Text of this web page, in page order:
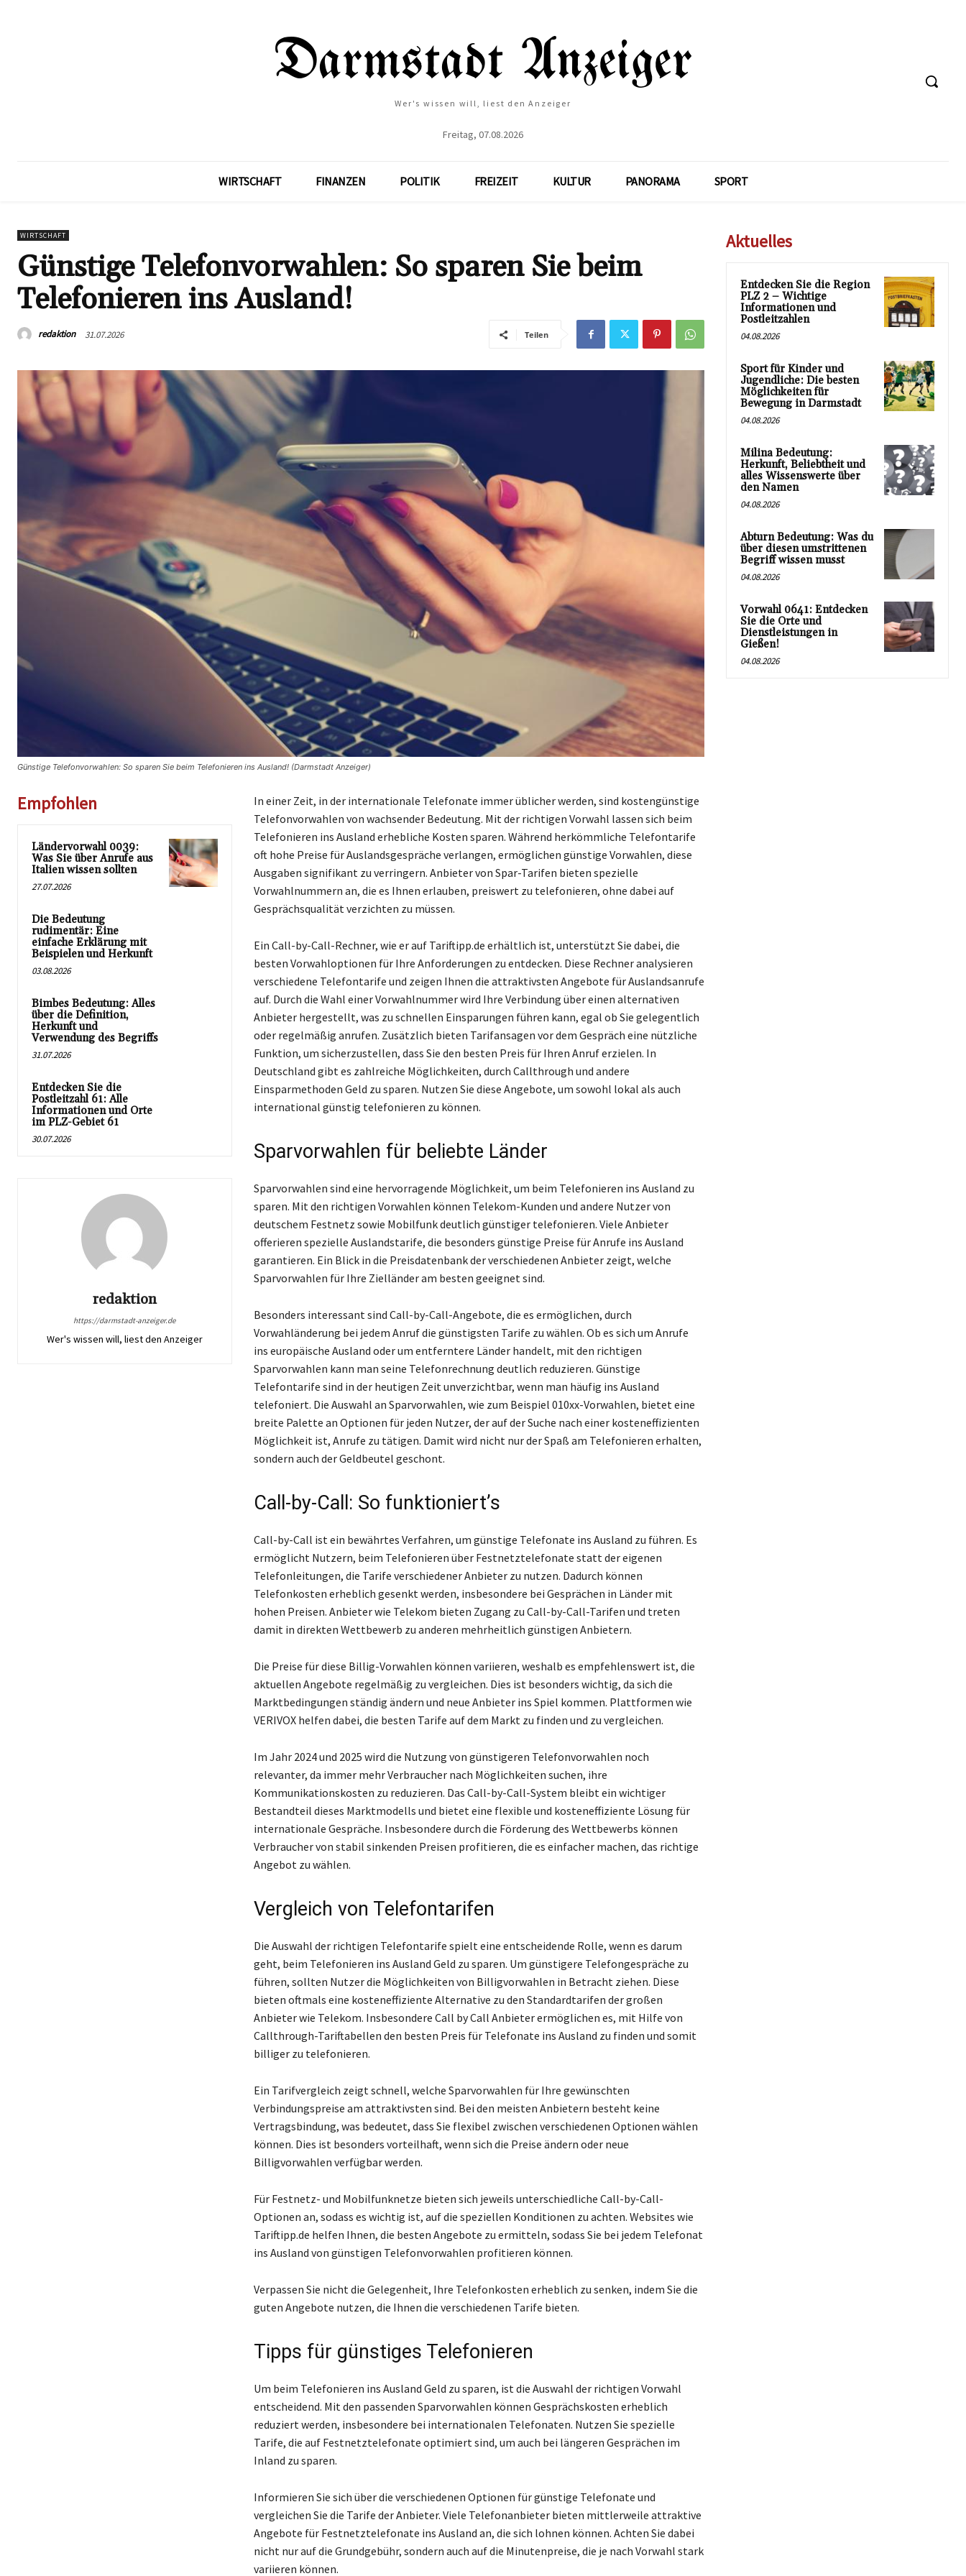
Wer's wissen will, liest den Anzeiger
Freitag, 07.08.2026
WIRTSCHAFT FINANZEN POLITIK FREIZEIT KULTUR PANORAMA SPORT
WIRTSCHAFT
Günstige Telefonvorwahlen: So sparen Sie beim
Telefonieren ins Ausland!
redaktion 31.07.2026 Teilen
Günstige Telefonvorwahlen: So sparen Sie beim Telefonieren ins Ausland! (Darmstadt Anzeiger)
Empfohlen
Ländervorwahl 0039:
Was Sie über Anrufe aus
Italien wissen sollten
27.07.2026
Die Bedeutung
rudimentär: Eine
einfache Erklärung mit
Beispielen und Herkunft
03.08.2026
Bimbes Bedeutung: Alles
über die Definition,
Herkunft und
Verwendung des Begriffs
31.07.2026
Entdecken Sie die
Postleitzahl 61: Alle
Informationen und Orte
im PLZ-Gebiet 61
30.07.2026
redaktion
https://darmstadt-anzeiger.de
Wer's wissen will, liest den Anzeiger
In einer Zeit, in der internationale Telefonate immer üblicher werden, sind kostengünstige
Telefonvorwahlen von wachsender Bedeutung. Mit der richtigen Vorwahl lassen sich beim
Telefonieren ins Ausland erhebliche Kosten sparen. Während herkömmliche Telefontarife
oft hohe Preise für Auslandsgespräche verlangen, ermöglichen günstige Vorwahlen, diese
Ausgaben signifikant zu verringern. Anbieter von Spar-Tarifen bieten spezielle
Vorwahlnummern an, die es Ihnen erlauben, preiswert zu telefonieren, ohne dabei auf
Gesprächsqualität verzichten zu müssen.
Ein Call-by-Call-Rechner, wie er auf Tariftipp.de erhältlich ist, unterstützt Sie dabei, die
besten Vorwahloptionen für Ihre Anforderungen zu entdecken. Diese Rechner analysieren
verschiedene Telefontarife und zeigen Ihnen die attraktivsten Angebote für Auslandsanrufe
auf. Durch die Wahl einer Vorwahlnummer wird Ihre Verbindung über einen alternativen
Anbieter hergestellt, was zu schnellen Einsparungen führen kann, egal ob Sie gelegentlich
oder regelmäßig anrufen. Zusätzlich bieten Tarifansagen vor dem Gespräch eine nützliche
Funktion, um sicherzustellen, dass Sie den besten Preis für Ihren Anruf erzielen. In
Deutschland gibt es zahlreiche Möglichkeiten, durch Callthrough und andere
Einsparmethoden Geld zu sparen. Nutzen Sie diese Angebote, um sowohl lokal als auch
international günstig telefonieren zu können.
Sparvorwahlen für beliebte Länder
Sparvorwahlen sind eine hervorragende Möglichkeit, um beim Telefonieren ins Ausland zu
sparen. Mit den richtigen Vorwahlen können Telekom-Kunden und andere Nutzer von
deutschem Festnetz sowie Mobilfunk deutlich günstiger telefonieren. Viele Anbieter
offerieren spezielle Auslandstarife, die besonders günstige Preise für Anrufe ins Ausland
garantieren. Ein Blick in die Preisdatenbank der verschiedenen Anbieter zeigt, welche
Sparvorwahlen für Ihre Zielländer am besten geeignet sind.
Besonders interessant sind Call-by-Call-Angebote, die es ermöglichen, durch
Vorwahländerung bei jedem Anruf die günstigsten Tarife zu wählen. Ob es sich um Anrufe
ins europäische Ausland oder um entferntere Länder handelt, mit den richtigen
Sparvorwahlen kann man seine Telefonrechnung deutlich reduzieren. Günstige
Telefontarife sind in der heutigen Zeit unverzichtbar, wenn man häufig ins Ausland
telefoniert. Die Auswahl an Sparvorwahlen, wie zum Beispiel 010xx-Vorwahlen, bietet eine
breite Palette an Optionen für jeden Nutzer, der auf der Suche nach einer kosteneffizienten
Möglichkeit ist, Anrufe zu tätigen. Damit wird nicht nur der Spaß am Telefonieren erhalten,
sondern auch der Geldbeutel geschont.
Call-by-Call: So funktioniert’s
Call-by-Call ist ein bewährtes Verfahren, um günstige Telefonate ins Ausland zu führen. Es
ermöglicht Nutzern, beim Telefonieren über Festnetztelefonate statt der eigenen
Telefonleitungen, die Tarife verschiedener Anbieter zu nutzen. Dadurch können
Telefonkosten erheblich gesenkt werden, insbesondere bei Gesprächen in Länder mit
hohen Preisen. Anbieter wie Telekom bieten Zugang zu Call-by-Call-Tarifen und treten
damit in direkten Wettbewerb zu anderen mehrheitlich günstigen Anbietern.
Die Preise für diese Billig-Vorwahlen können variieren, weshalb es empfehlenswert ist, die
aktuellen Angebote regelmäßig zu vergleichen. Dies ist besonders wichtig, da sich die
Marktbedingungen ständig ändern und neue Anbieter ins Spiel kommen. Plattformen wie
VERIVOX helfen dabei, die besten Tarife auf dem Markt zu finden und zu vergleichen.
Im Jahr 2024 und 2025 wird die Nutzung von günstigeren Telefonvorwahlen noch
relevanter, da immer mehr Verbraucher nach Möglichkeiten suchen, ihre
Kommunikationskosten zu reduzieren. Das Call-by-Call-System bleibt ein wichtiger
Bestandteil dieses Marktmodells und bietet eine flexible und kosteneffiziente Lösung für
internationale Gespräche. Insbesondere durch die Förderung des Wettbewerbs können
Verbraucher von stabil sinkenden Preisen profitieren, die es einfacher machen, das richtige
Angebot zu wählen.
Vergleich von Telefontarifen
Die Auswahl der richtigen Telefontarife spielt eine entscheidende Rolle, wenn es darum
geht, beim Telefonieren ins Ausland Geld zu sparen. Um günstigere Telefongespräche zu
führen, sollten Nutzer die Möglichkeiten von Billigvorwahlen in Betracht ziehen. Diese
bieten oftmals eine kosteneffiziente Alternative zu den Standardtarifen der großen
Anbieter wie Telekom. Insbesondere Call by Call Anbieter ermöglichen es, mit Hilfe von
Callthrough-Tariftabellen den besten Preis für Telefonate ins Ausland zu finden und somit
billiger zu telefonieren.
Ein Tarifvergleich zeigt schnell, welche Sparvorwahlen für Ihre gewünschten
Verbindungspreise am attraktivsten sind. Bei den meisten Anbietern besteht keine
Vertragsbindung, was bedeutet, dass Sie flexibel zwischen verschiedenen Optionen wählen
können. Dies ist besonders vorteilhaft, wenn sich die Preise ändern oder neue
Billigvorwahlen verfügbar werden.
Für Festnetz- und Mobilfunknetze bieten sich jeweils unterschiedliche Call-by-Call-
Optionen an, sodass es wichtig ist, auf die speziellen Konditionen zu achten. Websites wie
Tariftipp.de helfen Ihnen, die besten Angebote zu ermitteln, sodass Sie bei jedem Telefonat
ins Ausland von günstigen Telefonvorwahlen profitieren können.
Verpassen Sie nicht die Gelegenheit, Ihre Telefonkosten erheblich zu senken, indem Sie die
guten Angebote nutzen, die Ihnen die verschiedenen Tarife bieten.
Tipps für günstiges Telefonieren
Um beim Telefonieren ins Ausland Geld zu sparen, ist die Auswahl der richtigen Vorwahl
entscheidend. Mit den passenden Sparvorwahlen können Gesprächskosten erheblich
reduziert werden, insbesondere bei internationalen Telefonaten. Nutzen Sie spezielle
Tarife, die auf Festnetztelefonate optimiert sind, um auch bei längeren Gesprächen im
Inland zu sparen.
Informieren Sie sich über die verschiedenen Optionen für günstige Telefonate und
vergleichen Sie die Tarife der Anbieter. Viele Telefonanbieter bieten mittlerweile attraktive
Angebote für Festnetztelefonate ins Ausland an, die sich lohnen können. Achten Sie dabei
nicht nur auf die Grundgebühr, sondern auch auf die Minutenpreise, die je nach Vorwahl stark
variieren können.
Aktuelles
Entdecken Sie die Region
PLZ 2 – Wichtige
Informationen und
Postleitzahlen
04.08.2026
Sport für Kinder und
Jugendliche: Die besten
Möglichkeiten für
Bewegung in Darmstadt
04.08.2026
Milina Bedeutung:
Herkunft, Beliebtheit und
alles Wissenswerte über
den Namen
04.08.2026
Abturn Bedeutung: Was du
über diesen umstrittenen
Begriff wissen musst
04.08.2026
Vorwahl 0641: Entdecken
Sie die Orte und
Dienstleistungen in
Gießen!
04.08.2026